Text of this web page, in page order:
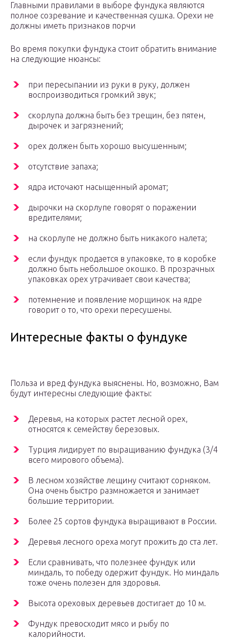
Главными правилами в выборе фундука являются
полное созревание и качественная сушка. Орехи не
должны иметь признаков порчи
Во время покупки фундука стоит обратить внимание
на следующие нюансы:
при пересыпании из руки в руку, должен
воспроизводиться громкий звук;
скорлупа должна быть без трещин, без пятен,
дырочек и загрязнений;
орех должен быть хорошо высушенным;
отсутствие запаха;
ядра источают насыщенный аромат;
дырочки на скорлупе говорят о поражении
вредителями;
на скорлупе не должно быть никакого налета;
если фундук продается в упаковке, то в коробке
должно быть небольшое окошко. В прозрачных
упаковках орех утрачивает свои качества;
потемнение и появление морщинок на ядре
говорит о то, что орехи пересушены.
Интересные факты о фундуке
Польза и вред фундука выяснены. Но, возможно, Вам
будут интересны следующие факты:
Деревья, на которых растет лесной орех,
относятся к семейству березовых.
Турция лидирует по выращиванию фундука (3/4
всего мирового объема).
В лесном хозяйстве лещину считают сорняком.
Она очень быстро размножается и занимает
большие территории.
Более 25 сортов фундука выращивают в России.
Деревья лесного ореха могут прожить до ста лет.
Если сравнивать, что полезнее фундук или
миндаль, то победу одержит фундук. Но миндаль
тоже очень полезен для здоровья.
Высота ореховых деревьев достигает до 10 м.
Фундук превосходит мясо и рыбу по
калорийности.